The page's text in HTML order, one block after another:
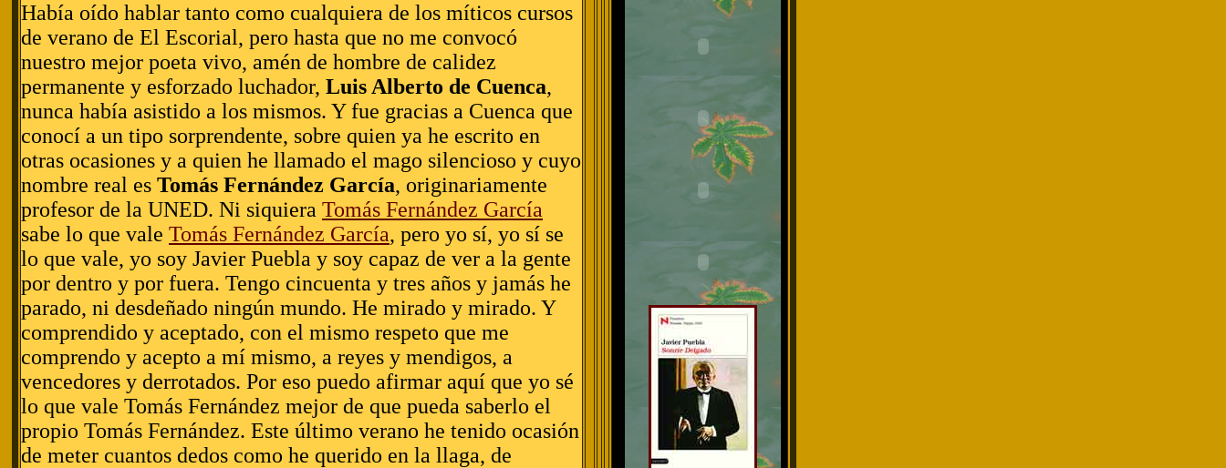
Había oído hablar tanto como cualquiera de los míticos cursos
de verano de El Escorial, pero hasta que no me convocó
nuestro mejor poeta vivo, amén de hombre de calidez
permanente y esforzado luchador, Luis Alberto de Cuenca,
nunca había asistido a los mismos. Y fue gracias a Cuenca que
conocí a un tipo sorprendente, sobre quien ya he escrito en
otras ocasiones y a quien he llamado el mago silencioso y cuyo
nombre real es Tomás Fernández García, originariamente
profesor de la UNED. Ni siquiera Tomás Fernández García
sabe lo que vale Tomás Fernández García, pero yo sí, yo sí se
lo que vale, yo soy Javier Puebla y soy capaz de ver a la gente
por dentro y por fuera. Tengo cincuenta y tres años y jamás he
parado, ni desdeñado ningún mundo. He mirado y mirado. Y
comprendido y aceptado, con el mismo respeto que me
comprendo y acepto a mí mismo, a reyes y mendigos, a
vencedores y derrotados. Por eso puedo afirmar aquí que yo sé
lo que vale Tomás Fernández mejor de que pueda saberlo el
propio Tomás Fernández. Este último verano he tenido ocasión
de meter cuantos dedos como he querido en la llaga, de